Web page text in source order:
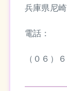
兵庫県尼
電話：
（０６）